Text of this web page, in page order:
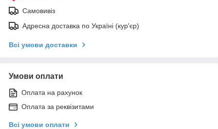
Самовивіз
Адресна доставка по Україні (кур'єр)
Всі умови доставки
Умови оплати
Оплата на рахунок
Оплата за реквізитами
Всі умови оплати